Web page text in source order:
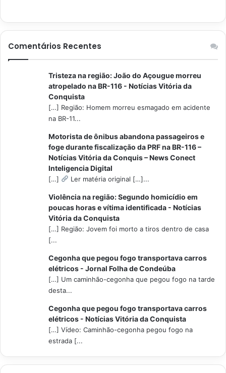
Comentários Recentes
Tristeza na região: João do Açougue morreu
atropelado na BR-116 - Notícias Vitória da
Conquista
[…] Região: Homem morreu esmagado em acidente
na BR-11...
Motorista de ônibus abandona passageiros e
foge durante fiscalização da PRF na BR-116 –
Notícias Vitória da Conquis – News Conect
Inteligencia Digital
[…] Ler matéria original […]...
Violência na região: Segundo homicídio em
poucas horas e vítima identificada - Notícias
Vitória da Conquista
[…] Região: Jovem foi morto a tiros dentro de casa
[...
Cegonha que pegou fogo transportava carros
elétricos - Jornal Folha de Condeúba
[…] Um caminhão-cegonha que pegou fogo na tarde
desta...
Cegonha que pegou fogo transportava carros
elétricos - Notícias Vitória da Conquista
[…] Vídeo: Caminhão-cegonha pegou fogo na
estrada [...